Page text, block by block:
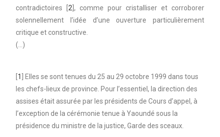
contradictoires [ 2 ], comme pour cristalliser et corroborer
solennellement l’idée d’une ouverture particulièrement
critique et constructive.
(…)
1
] Elles se sont tenues du 25 au 29 octobre 1999 dans tous
les chefs-lieux de province. Pour l’essentiel, la direction des
assises était assurée par les présidents de Cours d’appel, à
l’exception de la cérémonie tenue à Yaoundé sous la
présidence du ministre de la justice, Garde des sceaux.